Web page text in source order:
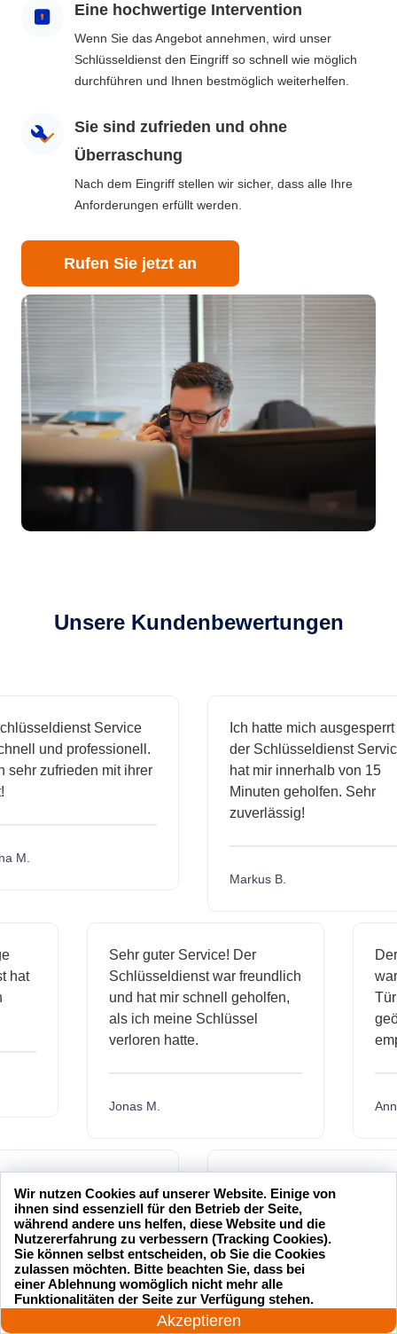
Eine hochwertige Intervention
Wenn Sie das Angebot annehmen, wird unser
Schlüsseldienst den Eingriff so schnell wie möglich
durchführen und Ihnen bestmöglich weiterhelfen.
Sie sind zufrieden und ohne
Überraschung
Nach dem Eingriff stellen wir sicher, dass alle Ihre
Anforderungen erfüllt werden.
Rufen Sie jetzt an
Unsere Kundenbewertungen
Service
und professionell.
zufrieden mit ihrer
Ich hatte mich ausgesperrt
der Schlüsseldienst Service
hat mir innerhalb von 15
Minuten geholfen. Sehr
zuverlässig!
Markus B.
hat
Sehr guter Service! Der
Schlüsseldienst war freundlich
und hat mir schnell geholfen,
als ich meine Schlüssel
verloren hatte.
Jonas M.
und hat
schnell geöffnet. Ich
empfehlen.
verloren und der
Schlüsseldienst war innerhalb
von 20 Minuten da, um mir zu
helfen. Toller Service!
24 Stunden am Tag
Akzeptieren
Wir nutzen Cookies auf unserer Website. Einige von
ihnen sind essenziell für den Betrieb der Seite,
während andere uns helfen, diese Website und die
Nutzererfahrung zu verbessern (Tracking Cookies).
Sie können selbst entscheiden, ob Sie die Cookies
zulassen möchten. Bitte beachten Sie, dass bei
einer Ablehnung womöglich nicht mehr alle
Funktionalitäten der Seite zur Verfügung stehen.